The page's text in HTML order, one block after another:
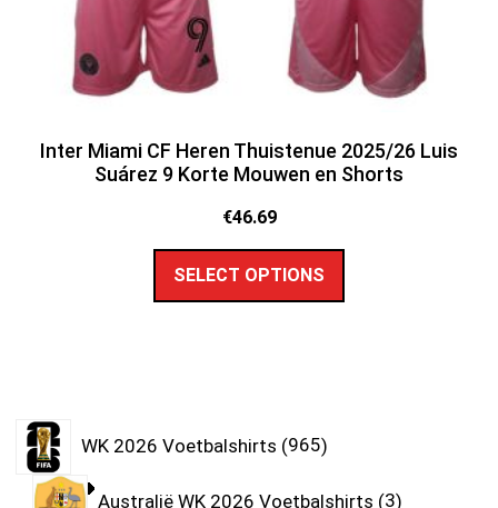
Inter Miami CF Heren Thuistenue 2025/26 Luis
Suárez 9 Korte Mouwen en Shorts
€46.69
SELECT OPTIONS
WK 2026 Voetbalshirts 965
Australië WK 2026 Voetbalshirts 3